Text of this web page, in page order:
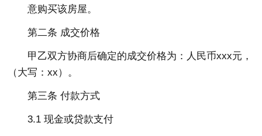
意购买该房屋。
第二条 成交价格
甲乙双方协商后确定的成交价格为：人民币xxx元，
（大写：xx）。
第三条 付款方式
3.1 现金或贷款支付